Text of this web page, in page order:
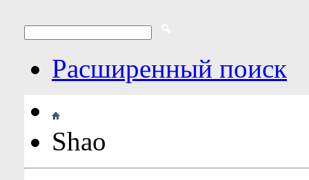
Расширенный поиск
Shao